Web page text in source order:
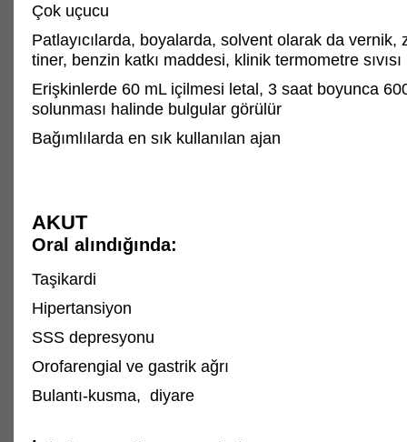
Çok uçucu
Patlayıcılarda, boyalarda, solvent olarak da vernik,
tiner, benzin katkı maddesi, klinik termometre sıvısı
Erişkinlerde 60 mL içilmesi letal, 3 saat boyunca
solunması halinde bulgular görülür
Bağımlılarda en sık kullanılan ajan
AKUT
Oral alındığında:
Taşikardi
Hipertansiyon
SSS depresyonu
Orofarengial ve gastrik ağrı
Bulantı-kusma, diyare